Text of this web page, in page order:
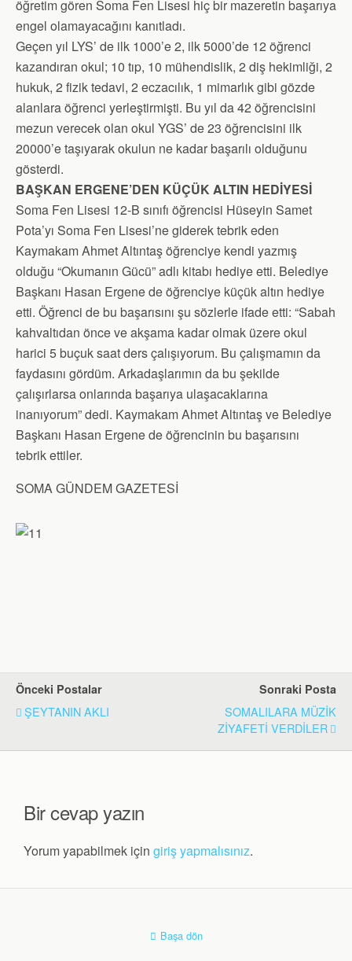
öğretim gören Soma Fen Lisesi hiç bir mazeretin başarıya
engel olamayacağını kanıtladı.
Geçen yıl LYS’ de ilk 1000’e 2, ilk 5000’de 12 öğrenci
kazandıran okul; 10 tıp, 10 mühendislik, 2 diş hekimliği, 2
hukuk, 2 fizik tedavi, 2 eczacılık, 1 mimarlık gibi gözde
alanlara öğrenci yerleştirmişti. Bu yıl da 42 öğrencisini
mezun verecek olan okul YGS’ de 23 öğrencisini ilk
20000’e taşıyarak okulun ne kadar başarılı olduğunu
gösterdi.
BAŞKAN ERGENE’DEN KÜÇÜK ALTIN HEDİYESİ
Soma Fen Lisesi 12-B sınıfı öğrencisi Hüseyin Samet
Pota’yı Soma Fen Lisesi’ne giderek tebrik eden
Kaymakam Ahmet Altıntaş öğrenciye kendi yazmış
olduğu “Okumanın Gücü” adlı kitabı hediye etti. Belediye
Başkanı Hasan Ergene de öğrenciye küçük altın hediye
etti. Öğrenci de bu başarısını şu sözlerle ifade etti: “Sabah
kahvaltıdan önce ve akşama kadar olmak üzere okul
harici 5 buçuk saat ders çalışıyorum. Bu çalışmamın da
faydasını gördüm. Arkadaşlarımın da bu şekilde
çalışırlarsa onlarında başarıya ulaşacaklarına
inanıyorum” dedi. Kaymakam Ahmet Altıntaş ve Belediye
Başkanı Hasan Ergene de öğrencinin bu başarısını
tebrik ettiler.
SOMA GÜNDEM GAZETESİ
Önceki Postalar
ŞEYTANIN AKLI
Sonraki Posta
SOMALILARA MÜZİK
ZİYAFETİ VERDİLER
Bir cevap yazın
Yorum yapabilmek için giriş yapmalısınız.
Başa dön